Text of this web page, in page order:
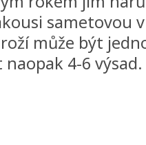
sametovou
může být
4-6 výsad.